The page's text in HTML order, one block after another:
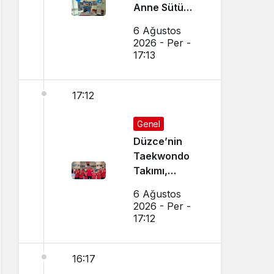
Anne Sütü
İçin Etkinlik
Düzenlendi
6 Ağustos
2026 - Per -
17:13
17:12
Genel
Düzce’nin
Taekwondo
Takımı,
Başarı
Sağladı
6 Ağustos
2026 - Per -
17:12
16:17